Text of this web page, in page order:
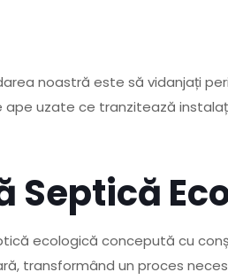
noastră este să vidanjați
ape uzate ce tranzitează
Septică
ecologică concepută cu
transformând un proces